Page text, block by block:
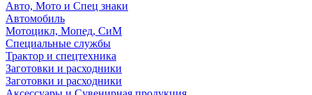
Авто, Мото и Спец знаки
Автомобиль
Мотоцикл, Мопед, СиМ
Специальные службы
Трактор и спецтехника
Заготовки и расходники
Заготовки и расходники